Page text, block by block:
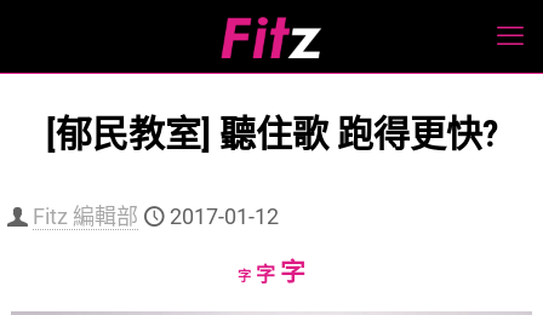
[郁民教室] 聽住歌 跑得更快?
Fitz 編輯部 2017-01-12
字Decrease
字Reset
字Increase